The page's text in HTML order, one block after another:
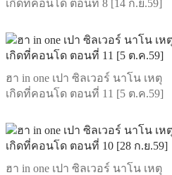
เกิดที่คอนโด ตอนที่ 8 [14 ก.ย.59]
ฮา in one เปา ซิลเวอร์ นาโน เหตุ
เกิดที่คอนโด ตอนที่ 11 [5 ต.ค.59]
ฮา in one เปา ซิลเวอร์ นาโน เหตุ